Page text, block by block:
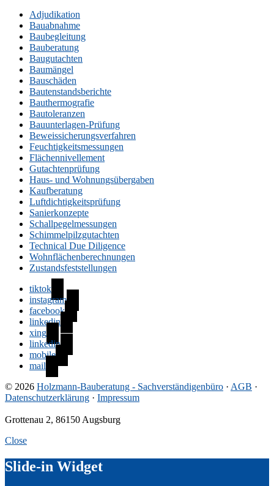
Adjudikation
Bauabnahme
Baubegleitung
Bauberatung
Baugutachten
Baumängel
Bauschäden
Bautenstandsberichte
Bauthermografie
Bautoleranzen
Bauunterlagen-Prüfung
Beweissicherungsverfahren
Feuchtigkeitsmessungen
Flächennivellement
Gutachtenprüfung
Haus- und Wohnungsübergaben
Kaufberatung
Luftdichtigkeitsprüfung
Sanierkonzepte
Schallpegelmessungen
Schimmelpilzgutachten
Technical Due Diligence
Wohnflächenberechnungen
Zustandsfeststellungen
tiktok
instagram
facebook
linkedin
xing
linkedin
mobile
mail
© 2026 Holzmann-Bauberatung - Sachverständigenbüro · AGB ·
Datenschutzerklärung · Impressum
Grottenau 2, 86150 Augsburg
Close
Slide-in Widget